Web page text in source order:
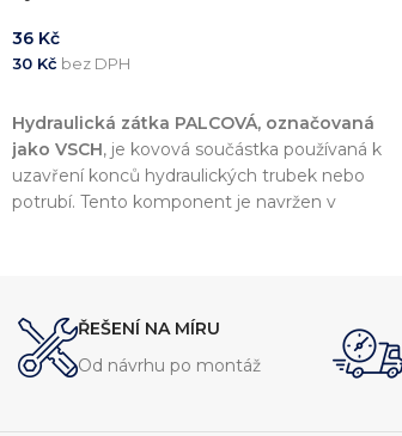
36 Kč
30 Kč bez DPH
Hydraulická zátka PALCOVÁ, označovaná
jako VSCH, je kovová součástka používaná k
uzavření konců hydraulických trubek nebo
potrubí. Tento komponent je navržen v
ŘEŠENÍ NA MÍRU
Od návrhu po montáž